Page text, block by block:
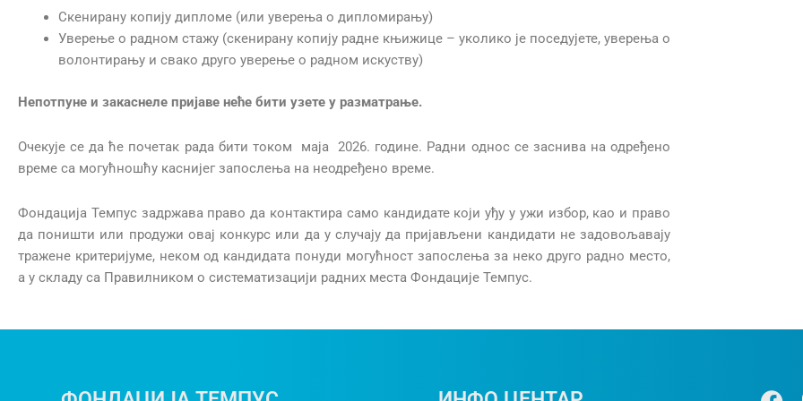
Скенирану копију дипломе (или уверења о дипломирању)
Уверење о радном стажу (скенирану копију радне књижице – уколико је поседујете, уверења о
волонтирању и свако друго уверење о радном искуству)
Непотпуне и закаснеле пријаве неће бити узете у разматрање.
Очекује се да ће почетак рада бити током маја 2026. године. Радни однос се заснива на одређено
време са могућношћу каснијег запослења на неодређено време.
Фондација Темпус задржава право да контактира само кандидате који уђу у ужи избор, као и право
да поништи или продужи овај конкурс или да у случају да пријављени кандидати не задовољавају
тражене критеријуме, неком од кандидата понуди могућност запослења за неко друго радно место,
а у складу са Правилником о систематизацији радних места Фондације Темпус.
Ф